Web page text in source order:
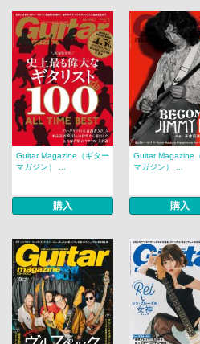
Guitar Magazine（ギター
マガジン） ...
購入
Guitar Magazine
マガジン） ...
購入